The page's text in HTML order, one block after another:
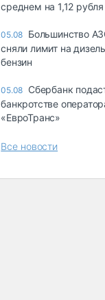
среднем на 1,12 рубля
05.08 Большинство
сняли лимит на
бензин
05.08 Сбербанк
банкротстве
«ЕвроТранс»
Все новости